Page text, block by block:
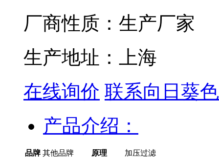
厂商性质：生产厂家
生产地址：上海
在线询价 联系向日葵
产品介绍：
品牌 其他品牌 原理
加压过滤